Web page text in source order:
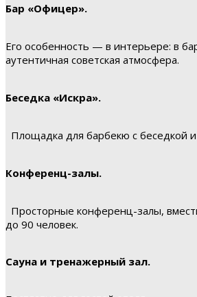
Бар «Офицер».
Его особенность — в интерьере: в
аутентичная советская атмосфера.
Беседка «Искра».
Площадка для барбекю с беседкой и
Конференц-залы.
Просторные конференц-залы,
до 90 человек.
Сауна и тренажерный зал.